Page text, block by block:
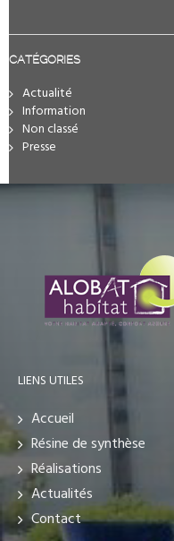
CATÉGORIES
Actualité
Information
Non classé
Presse
LIENS UTILES
Accueil
Résine de synthèse
Réalisations
Actualités
Contact